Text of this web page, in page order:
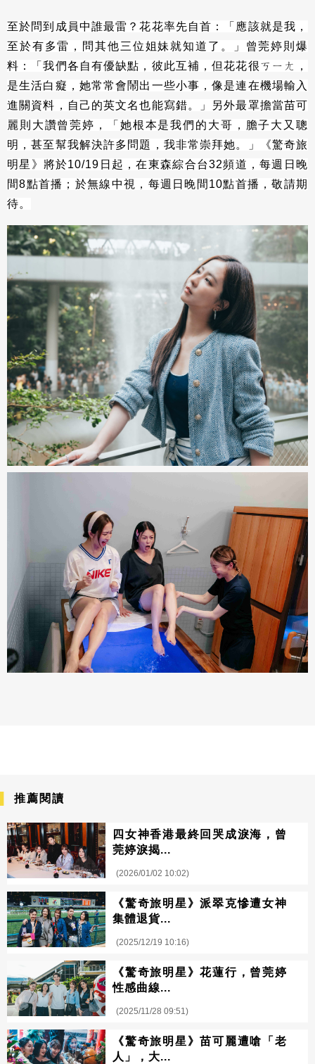
至於問到成員中誰最雷？花花率先自首：「應該就是我，
至於有多雷，問其他三位姐妹就知道了。」曾莞婷則爆
料：「我們各自有優缺點，彼此互補，但花花很ㄎㄧㄤ，
是生活白癡，她常常會鬧出一些小事，像是連在機場輸入
進關資料，自己的英文名也能寫錯。」另外最罩擔當苗可
麗則大讚曾莞婷，「她根本是我們的大哥，膽子大又聰
明，甚至幫我解決許多問題，我非常崇拜她。」《驚奇旅
明星》將於10/19日起，在東森綜合台32頻道，每週日晚
間8點首播；於無線中視，每週日晚間10點首播，敬請期
待。
推薦閱讀
四女神香港最終回哭成淚海，曾
莞婷淚揭...
(2026/01/02 10:02)
《驚奇旅明星》派翠克慘遭女神
集體退貨...
(2025/12/19 10:16)
《驚奇旅明星》花蓮行，曾莞婷
性感曲線...
(2025/11/28 09:51)
《驚奇旅明星》苗可麗遭嗆「老
人」，大...